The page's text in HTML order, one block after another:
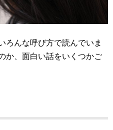
ろんな呼び方で読んでいま
か、面白い話をいくつかご